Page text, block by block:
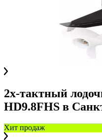
2х-тактный
HD9.8FHS в
Хит продаж